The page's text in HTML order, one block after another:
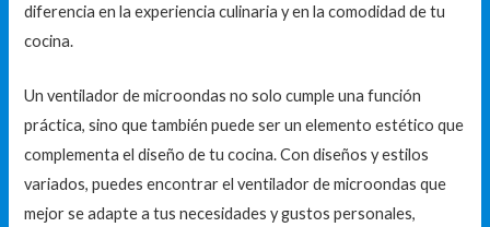
diferencia en la experiencia culinaria y en la comodidad de tu
cocina.
Un ventilador de microondas no solo cumple una función
práctica, sino que también puede ser un elemento estético que
complementa el diseño de tu cocina. Con diseños y estilos
variados, puedes encontrar el ventilador de microondas que
mejor se adapte a tus necesidades y gustos personales,